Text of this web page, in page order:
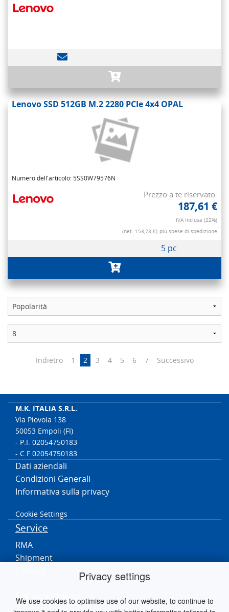
Privacy settings
We use cookies to optimise use of our website, to continue to
Lenovo SSD 512GB M.2 2280 PCIe 4x4 OPAL
Numero dell'articolo: 5SS0W79576N
Prezzo a te riservato:
187,61 €
IVA inclusa (22%)
(net. 153,78 €) più spese di spedizione
5 pc
Indietro 1 2 3 4 5 6 7 Successivo
M.K. ITALIA S.R.L.
Via Piovola 138
50053 Empoli (FI)
- P.I. 02054750183
- C.F.02054750183
Dati aziendali
Condizioni Generali
Informativa sulla privacy
Cookie Settings
Service
RMA
Shipment
MK worldwide